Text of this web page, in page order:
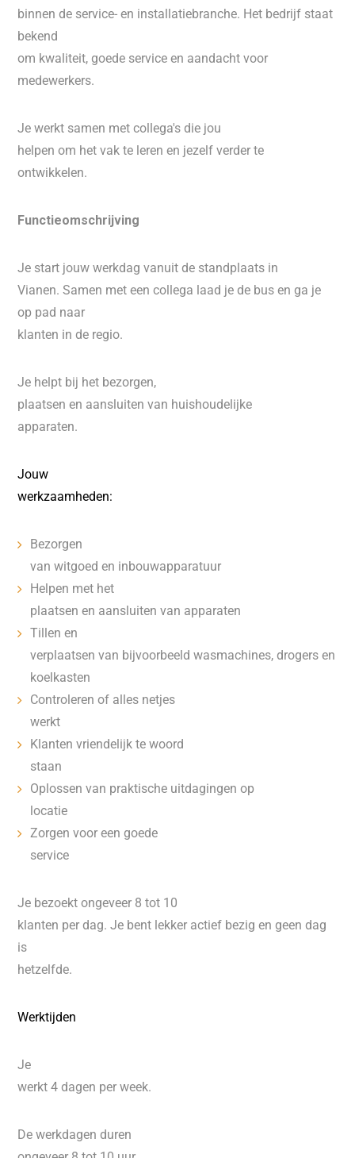
binnen de service- en installatiebranche. Het bedrijf staat
bekend
om kwaliteit, goede service en aandacht voor
medewerkers.
Je werkt samen met collega's die jou
helpen om het vak te leren en jezelf verder te
ontwikkelen.
Functieomschrijving
Je start jouw werkdag vanuit de standplaats in
Vianen. Samen met een collega laad je de bus en ga je
op pad naar
klanten in de regio.
Je helpt bij het bezorgen,
plaatsen en aansluiten van huishoudelijke
apparaten.
Jouw
werkzaamheden:
Bezorgen
van witgoed en inbouwapparatuur
Helpen met het
plaatsen en aansluiten van apparaten
Tillen en
verplaatsen van bijvoorbeeld wasmachines, drogers en
koelkasten
Controleren of alles netjes
werkt
Klanten vriendelijk te woord
staan
Oplossen van praktische uitdagingen op
locatie
Zorgen voor een goede
service
Je bezoekt ongeveer 8 tot 10
klanten per dag. Je bent lekker actief bezig en geen dag
is
hetzelfde.
Werktijden
Je
werkt 4 dagen per week.
De werkdagen duren